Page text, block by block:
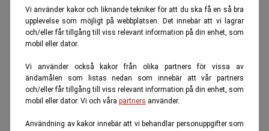
Vi använder kakor och liknande tekniker för att du ska få en så bra
upplevelse som möjligt på webbplatsen. Det innebär att vi lagrar
och/eller får tillgång till viss relevant information på din enhet, som
mobil eller dator.
Vi använder också kakor från olika partners för vissa av
ändamålen som listas nedan som innebär att vår partners
och/eller får tillgång till viss relevant information på din enhet, som
mobil eller dator. Vi och våra partners använder.
Användning av kakor innebär att vi behandlar personuppgifter som